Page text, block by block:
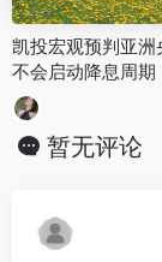
凯投宏观预判亚洲
不会启动降息周期
暂无评论